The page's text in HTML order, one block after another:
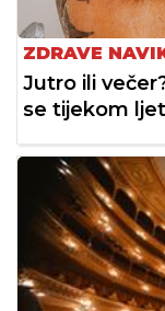
ZDRAVE
Jutro ili
se tijekom